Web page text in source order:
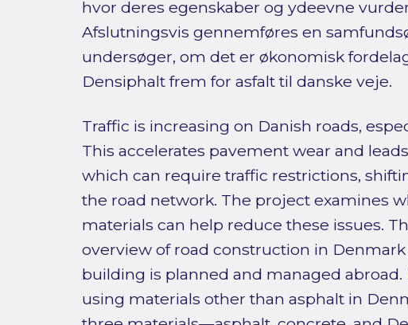
hvor deres egenskaber og ydeevne
Afslutningsvis gennemføres en
undersøger, om det er økonomisk
Densiphalt frem for asfalt til danske veje.
Traffic is increasing on Danish roads,
This accelerates pavement wear and
which can require traffic restrictions,
the road network. The project examines
materials can help reduce these issues.
overview of road construction in
building is planned and managed
using materials other than asphalt in